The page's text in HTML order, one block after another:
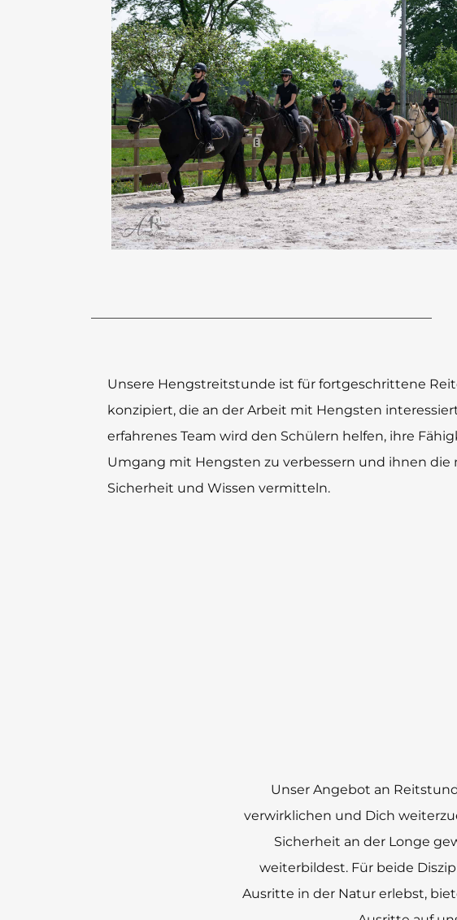
Unsere Hengstreitstunde ist für fortgeschrittene
konzipiert, die an der Arbeit mit Hengsten
erfahrenes Team wird den Schülern helfen, ihre
Umgang mit Hengsten zu verbessern und ihnen die
Sicherheit und Wissen vermitteln.
Unser Angebot an
verwirklichen und Dich
Sicherheit an der Longe
weiterbildest. Für beide
Ausritte in der Natur erlebst,